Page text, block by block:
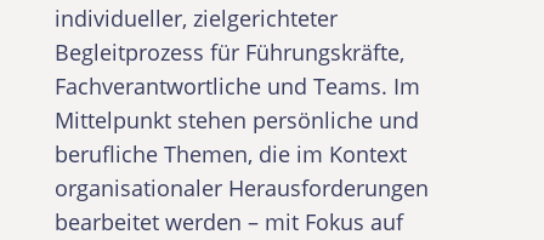
individueller, zielgerichteter
Begleitprozess für Führungskräfte,
Fachverantwortliche und Teams. Im
Mittelpunkt stehen persönliche und
berufliche Themen, die im Kontext
organisationaler Herausforderungen
bearbeitet werden – mit Fokus auf